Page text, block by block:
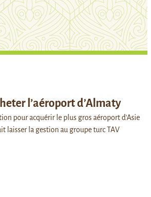
l’aéroport d’Almaty
pour acquérir le plus gros aéroport d'Asie
laisser la gestion au groupe turc TAV